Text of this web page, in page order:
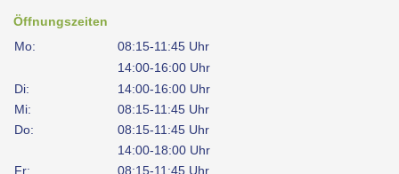
Öffnungszeiten
Mo:
08:15-11:45 Uhr
14:00-16:00 Uhr
Di:
14:00-16:00 Uhr
Mi:
08:15-11:45 Uhr
Do:
08:15-11:45 Uhr
14:00-18:00 Uhr
Fr:
08:15-11:45 Uhr